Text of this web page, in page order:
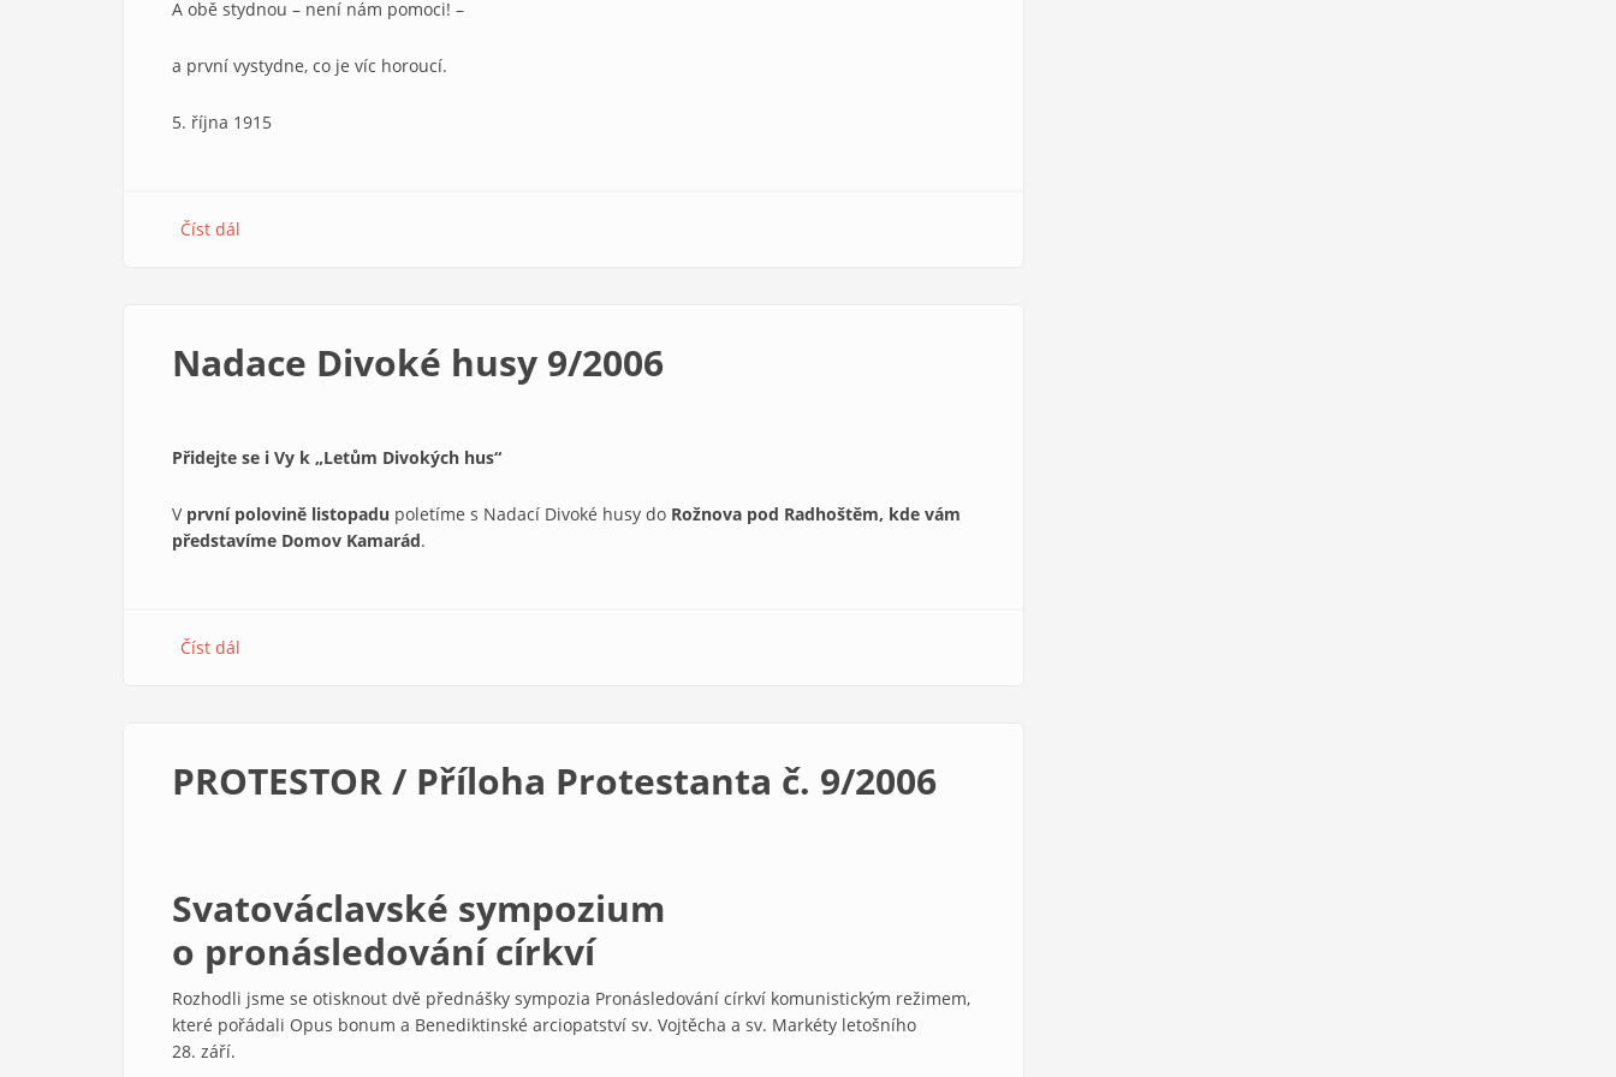
A obě stydnou – není nám pomoci! –
a první vystydne, co je víc horoucí.
5. října 1915
Číst dál
Nadace Divoké husy 9/2006
Přidejte se i Vy k „Letům Divokých hus“
V první polovině listopadu poletíme s Nadací Divoké husy do Rožnova pod Radhoštěm, kde vám
představíme Domov Kamarád.
Číst dál
PROTESTOR / Příloha Protestanta č. 9/2006
Svatováclavské sympozium
o pronásledování církví
Rozhodli jsme se otisknout dvě přednášky sympozia Pronásledování církví komunistickým režimem,
které pořádali Opus bonum a Benediktinské arciopatství sv. Vojtěcha a sv. Markéty letošního
28. září.